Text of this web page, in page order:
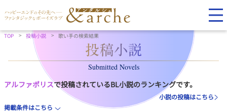
TOP 投稿小説 歌い手の検索結果
Submitted Novels
アルファポリスで投稿されているBL小説のランキングです。
小説の投稿はこちら
掲載条件はこちら